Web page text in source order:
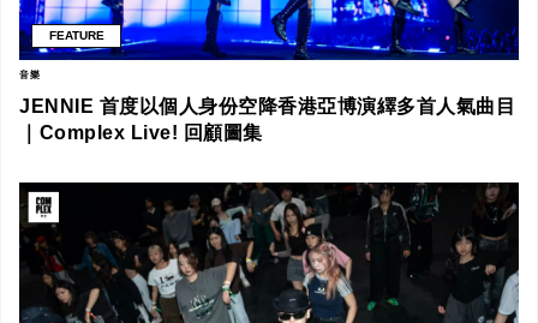
FEATURE
音樂
JENNIE 首度以個人身份空降香港亞博演繹多首人氣曲目
｜Complex Live! 回顧圖集